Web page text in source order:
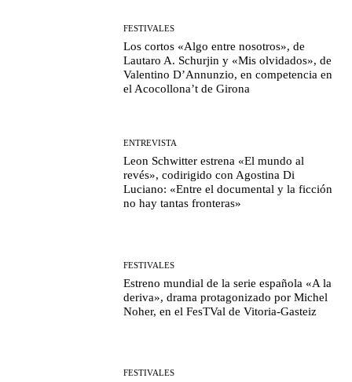
FESTIVALES
Los cortos «Algo entre nosotros», de
Lautaro A. Schurjin y «Mis olvidados», de
Valentino D’Annunzio, en competencia en
el Acocollona’t de Girona
ENTREVISTA
Leon Schwitter estrena «El mundo al
revés», codirigido con Agostina Di
Luciano: «Entre el documental y la ficción
no hay tantas fronteras»
FESTIVALES
Estreno mundial de la serie española «A la
deriva», drama protagonizado por Michel
Noher, en el FesTVal de Vitoria-Gasteiz
FESTIVALES